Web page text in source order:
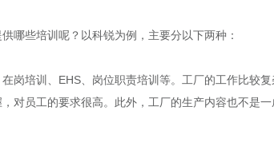
哪些培训呢？以科锐为例，主要分以下两种：
岗培训、EHS、岗位职责培训等。工厂的工作比较
对员工的要求很高。此外，工厂的生产内容也不是